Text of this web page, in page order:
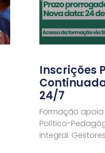
Inscrições
24/7
Formação
Político-
integral.